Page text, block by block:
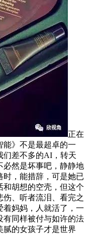
正在
能》不是最超卓的一
们差不多的AI，转天
必然是坏事吧，静静地
，能措辞，可是她已
胡想的空壳，但这个
、听者流泪、看完之
着妈妈，人就活了，一
有同样被付与如许的法
腻的女孩子才是世界